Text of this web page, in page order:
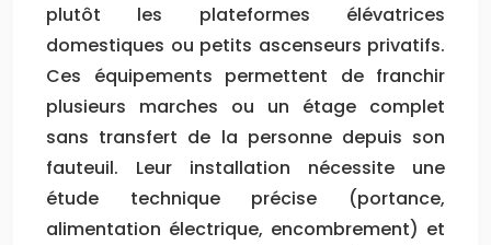
plutôt les plateformes élévatrices
domestiques ou petits ascenseurs privatifs.
Ces équipements permettent de franchir
plusieurs marches ou un étage complet
sans transfert de la personne depuis son
fauteuil. Leur installation nécessite une
étude technique précise (portance,
alimentation électrique, encombrement) et